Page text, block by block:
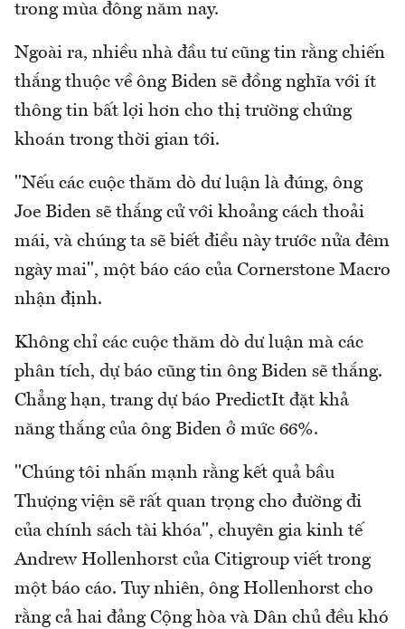
trong mùa đông năm nay.
Ngoài ra, nhiều nhà đầu tư cũng tin rằng chiến
thắng thuộc về ông Biden sẽ đồng nghĩa với ít
thông tin bất lợi hơn cho thị trường chứng
khoán trong thời gian tới.
"Nếu các cuộc thăm dò dư luận là đúng, ông
Joe Biden sẽ thắng cử với khoảng cách thoải
mái, và chúng ta sẽ biết điều này trước nửa đêm
ngày mai", một báo cáo của Cornerstone Macro
nhận định.
Không chỉ các cuộc thăm dò dư luận mà các
phân tích, dự báo cũng tin ông Biden sẽ thắng.
Chẳng hạn, trang dự báo PredictIt đặt khả
năng thắng của ông Biden ở mức 66%.
"Chúng tôi nhấn mạnh rằng kết quả bầu
Thượng viện sẽ rất quan trọng cho đường đi
của chính sách tài khóa", chuyên gia kinh tế
Andrew Hollenhorst của Citigroup viết trong
một báo cáo. Tuy nhiên, ông Hollenhorst cho
rằng cả hai đảng Cộng hòa và Dân chủ đều khó